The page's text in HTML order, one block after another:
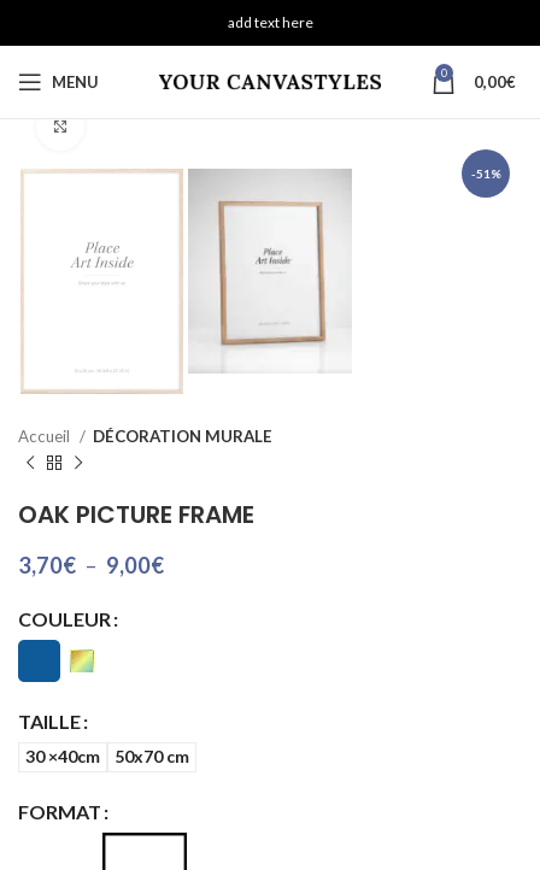
add text here
MENU 0 0,00€
-51%
Accueil DÉCORATION MURALE
OAK PICTURE FRAME
3,70€ – 9,00€
COULEUR
TAILLE
30 ×40cm 50x70 cm
FORMAT